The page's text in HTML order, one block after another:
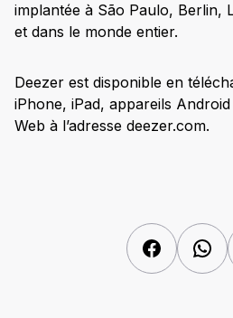
implantée à São Paulo, Berlin,
et dans le monde entier.
Deezer est disponible en
iPhone, iPad, appareils
Web à l’adresse deezer.com.
Facebook